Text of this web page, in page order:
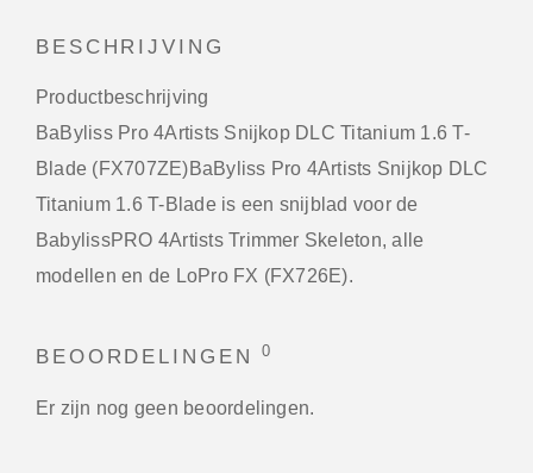
BESCHRIJVING
Productbeschrijving
BaByliss Pro 4Artists Snijkop DLC Titanium 1.6 T-
Blade (FX707ZE)BaByliss Pro 4Artists Snijkop DLC
Titanium 1.6 T-Blade is een snijblad voor de
BabylissPRO 4Artists Trimmer Skeleton, alle
modellen en de LoPro FX (FX726E).
BEOORDELINGEN0
Er zijn nog geen beoordelingen.